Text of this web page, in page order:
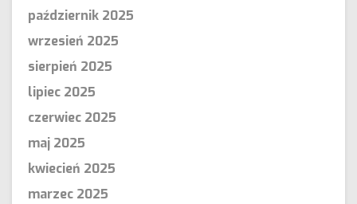
październik 2025
wrzesień 2025
sierpień 2025
lipiec 2025
czerwiec 2025
maj 2025
kwiecień 2025
marzec 2025